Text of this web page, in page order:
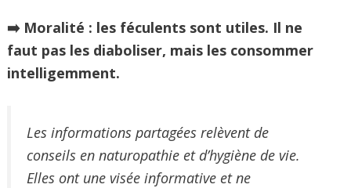
➡️ Moralité : les féculents sont utiles. Il ne
faut pas les diaboliser, mais les consommer
intelligemment.
Les informations partagées relèvent de
conseils en naturopathie et d’hygiène de vie.
Elles ont une visée informative et ne